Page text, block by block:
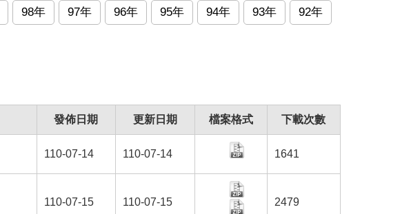
98年 97年 96年 95年 94年 93年 92年
發佈日期 更新日期 檔案格式 下載次數
110-07-14 110-07-14 1641
110-07-15 110-07-15 2479